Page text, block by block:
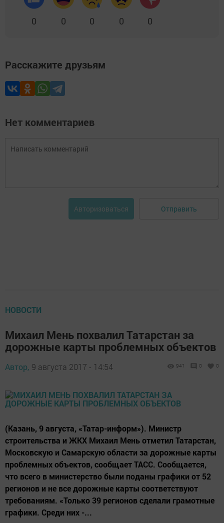
0 0 0 0 0
Расскажите друзьям
Нет комментариев
Авторизоваться Отправить
НОВОСТИ
Михаил Мень похвалил Татарстан за
дорожные карты проблемных объектов
Автор, 9 августа 2017 - 14:54 941 0 0
(Казань, 9 августа, «Татар-информ»). Министр
строительства и ЖКХ Михаил Мень отметил Татарстан,
Московскую и Самарскую области за дорожные карты
проблемных объектов, сообщает ТАСС. Сообщается,
что всего в министерство были поданы графики от 52
регионов и не все дорожные карты соответствуют
требованиям. «Только 39 регионов сделали грамотные
графики. Среди них -...